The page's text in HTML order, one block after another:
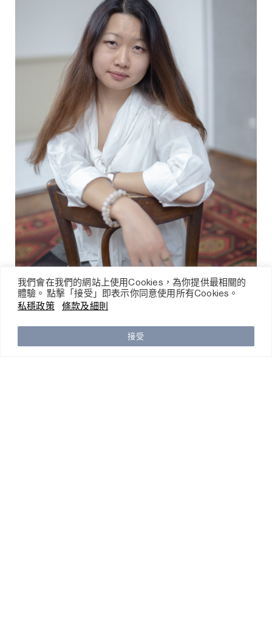
我們會在我們的網站上使用Cookies，為你提供最相關的
體驗。 點擊「接受」即表示你同意使用所有Cookies。
私穩政策
條款及細則
接受
圖片提供：亞歷珊卓・崔